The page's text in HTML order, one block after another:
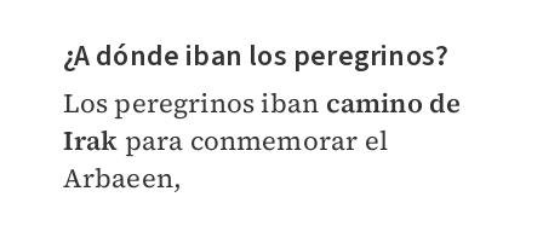
¿A dónde iban los peregrinos?
Los peregrinos iban camino de
Irak para conmemorar el
Arbaeen,